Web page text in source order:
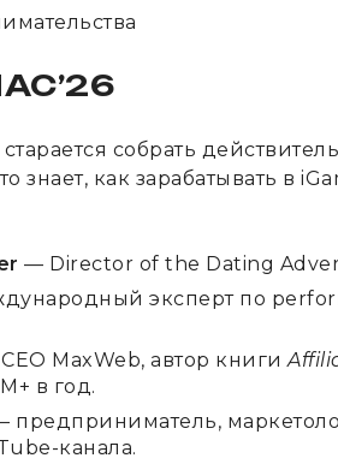
собрать
знает, как зарабатывать в
— Director of the Dating
эксперт по
MaxWeb, автор книги
в год.
предприниматель,
канала.